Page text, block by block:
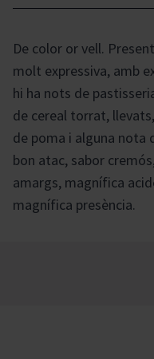
De color or vell.
molt expressiva, amb
hi ha nots de
de cereal torrat,
de poma i alguna nota
bon atac, sabor
amargs, magnífica
magnífica presència.